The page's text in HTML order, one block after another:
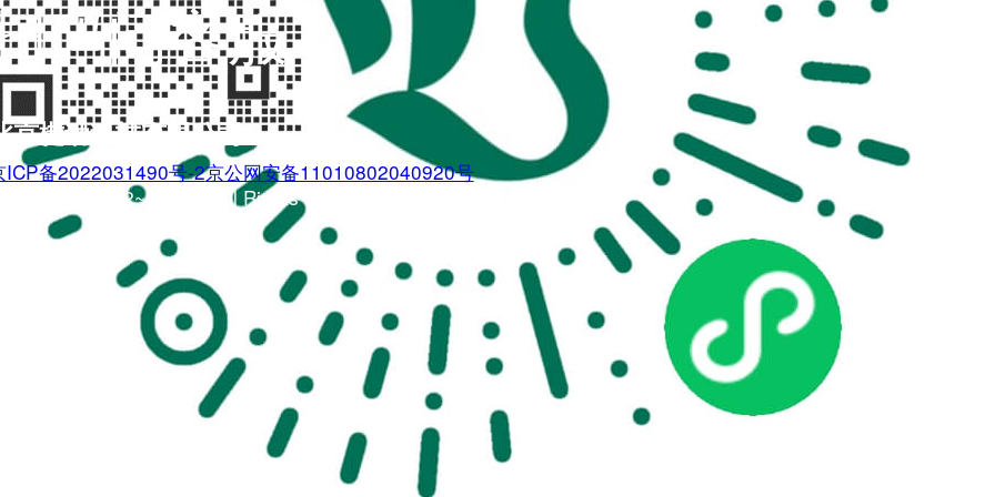
码问客服
京樾动科技有限公司
ICP备2022031490号-2京公网安备11010802040920号
2022~2026 © All Rights Reserved